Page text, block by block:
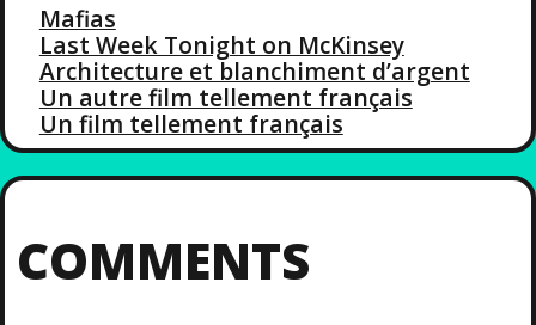
Mafias
Last Week Tonight on McKinsey
Architecture et blanchiment d’argent
Un autre film tellement français
Un film tellement français
COMMENTS